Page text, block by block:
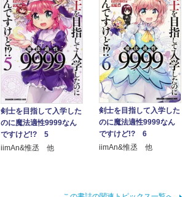
剣士を目指して入学した
のに魔法適性9999なん
ですけど!? 5
iimAn&惟丞 他
剣士を目指して入学した
のに魔法適性9999なん
ですけど!? 6
iimAn&惟丞 他